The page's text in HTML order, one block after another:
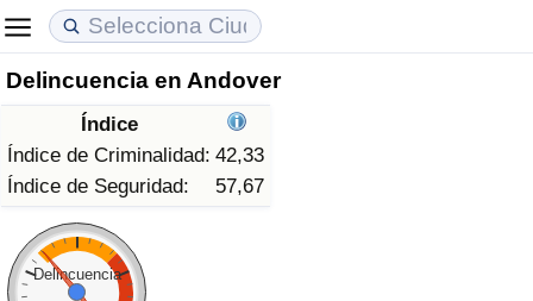
Delincuencia en Andover
Índice
Índice de Criminalidad: 42,33
Índice de Seguridad:
57,67
Delincuencia
Coste de vida
Índice de Costo de Vida (Actual)
Índice de Costo de Vida
Índice de costo de vida por país
Precios de las propiedades
Índice de Precios de Inmuebles (Actual)
Índice de Precios de Inmuebles
Índice de Precios de Inmuebles por País
Calidad de Vida
Índice de Calidad de Vida
Índice de Calidad de Vida (Actual)
Índice de calidad de vida por país